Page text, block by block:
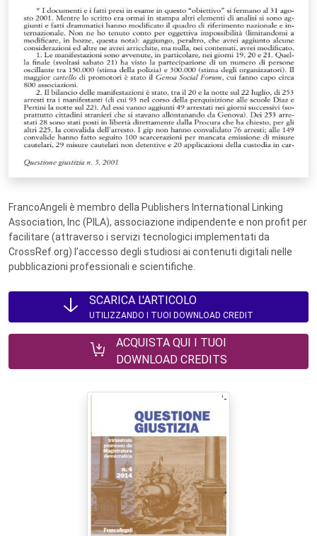
FrancoAngeli è membro della Publishers International Linking
Association, Inc (PILA), associazione indipendente e non profit per
facilitare (attraverso i servizi tecnologici implementati da
CrossRef.org) l’accesso degli studiosi ai contenuti digitali nelle
pubblicazioni professionali e scientifiche.
SCARICA L'ARTICOLO
UTILIZZANDO I TUOI DOWNLOAD CREDIT
ACQUISTA QUI I TUOI
DOWNLOAD CREDITS